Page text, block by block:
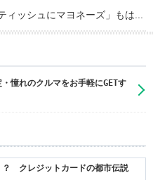
ィッシュにマヨネーズ」もは...
憧れのクルマをお手軽にGETす
？ クレジットカードの都市伝説